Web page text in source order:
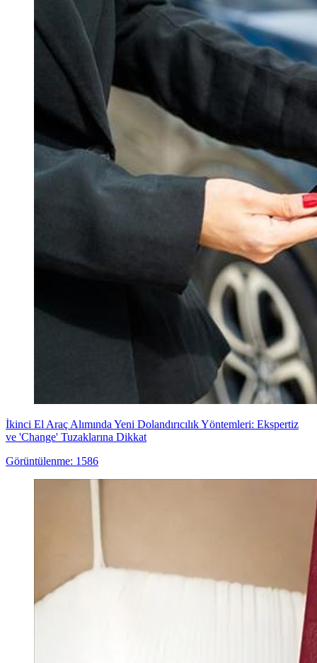
İkinci El Araç Alımında Yeni Dolandırıcılık Yöntemleri: Ekspertiz
ve 'Change' Tuzaklarına Dikkat
Görüntülenme: 1586